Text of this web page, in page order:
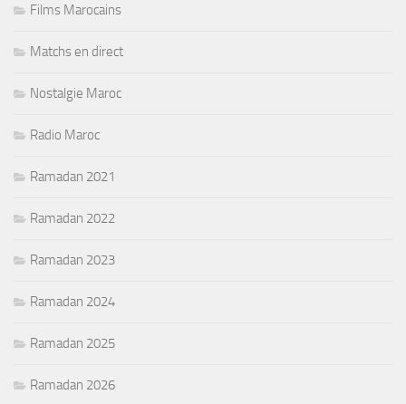
Films Marocains
Matchs en direct
Nostalgie Maroc
Radio Maroc
Ramadan 2021
Ramadan 2022
Ramadan 2023
Ramadan 2024
Ramadan 2025
Ramadan 2026